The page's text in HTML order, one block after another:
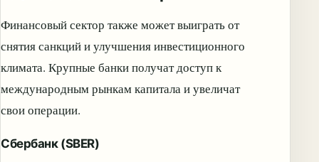
Финансовый сектор также может выиграть от
снятия санкций и улучшения инвестиционного
климата. Крупные банки получат доступ к
международным рынкам капитала и увеличат
свои операции.
Сбербанк (SBER)